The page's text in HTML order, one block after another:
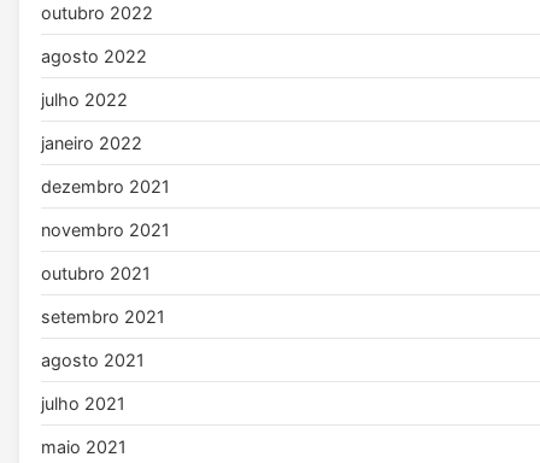
outubro 2022
agosto 2022
julho 2022
janeiro 2022
dezembro 2021
novembro 2021
outubro 2021
setembro 2021
agosto 2021
julho 2021
maio 2021